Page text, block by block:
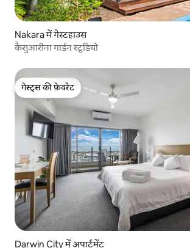
Nakara में गेस्टहाउस
कैसुआरीना गार्डन स्टूडियो
गेस्ट्स की फ़ेवरेट
गेस्ट्स की फ़ेवरेट
Darwin City में अपार्टमेंट